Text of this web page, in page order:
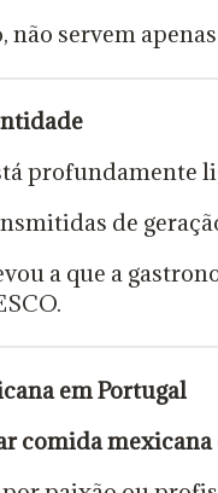
não servem
profundamente
de
a que a
em Portugal
comida